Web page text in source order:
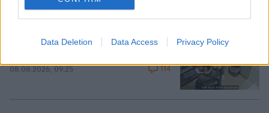
Data Deletion Data Access Privacy Policy
Βίντεο: Μεθυσμένη σκότωσε νύφη
τμήμα ζητούσε κλαίγοντας τον πατέρα
08.08.2026, 09:25 114